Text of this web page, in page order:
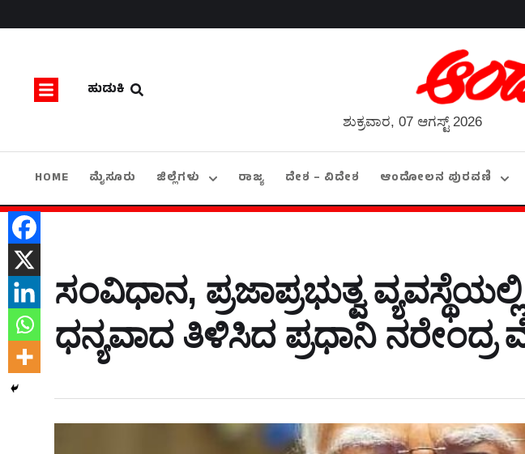
ಹುಡುಕಿ
ಶುಕ್ರವಾರ, 07 ಆಗಸ್ಟ್ 2026
HOME ಮೈಸೂರು ಜಿಲ್ಲೆಗಳು ರಾಜ್ಯ ದೇಶ – ವಿದೇಶ ಆಂದೋಲನ ಪುರವಣಿ
ಸಂವಿಧಾನ, ಪ್ರಜಾಪ್ರಭುತ್ವ
ಧನ್ಯವಾದ ತಿಳಿಸಿದ ಪ್ರಧಾನಿ